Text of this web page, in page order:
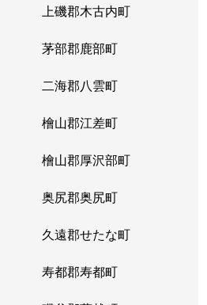
上磯郡木古内町
茅部郡鹿部町
二海郡八雲町
檜山郡江差町
檜山郡厚沢部町
奥尻郡奥尻町
久遠郡せたな町
寿都郡寿都町